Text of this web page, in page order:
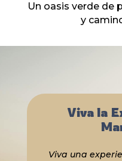
Un oasis verde de
y
Viva la
Viva una